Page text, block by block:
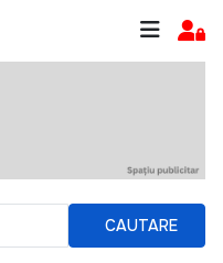
CAUTARE